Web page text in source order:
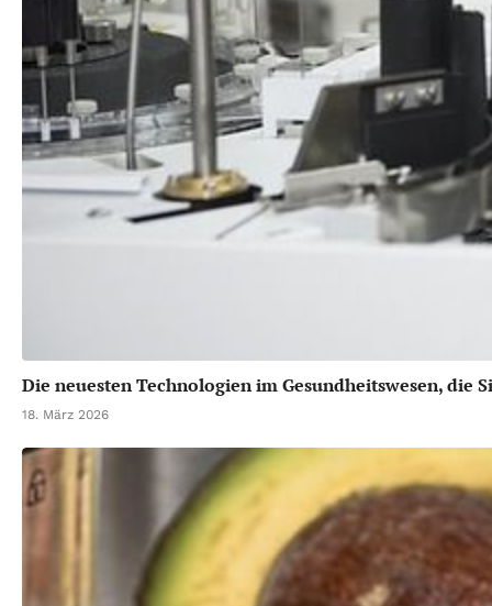
Die neuesten Technologien im Gesundheitswesen, die
18. März 2026